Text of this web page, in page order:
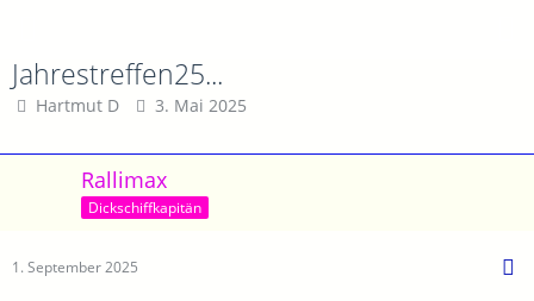
Jahrestreffen25...
Hartmut D 3. Mai 2025
Rallimax
Dickschiffkapitän
1. September 2025